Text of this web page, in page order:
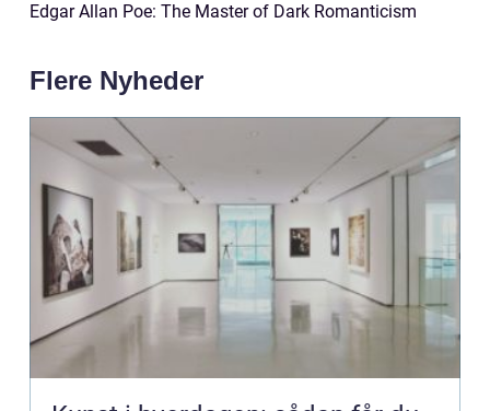
Edgar Allan Poe: The Master of Dark Romanticism
Flere Nyheder